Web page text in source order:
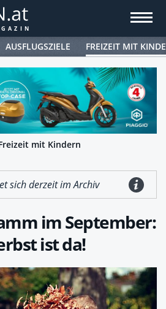
AUSFLUGSZIELE FREIZEIT MIT
mit Kindern
sich derzeit im Archiv
im September:
ist da!